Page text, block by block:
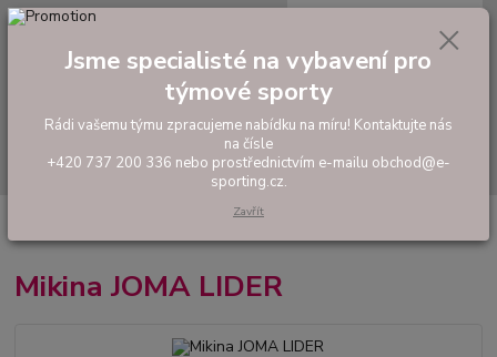
Hledat
tel: +420 737 200 336
0,00 Kč
Tréninkové oblečení
LIDER
Mikina JOMA LIDER
Jsme specialisté na vybavení pro
týmové sporty
Rádi vašemu týmu zpracujeme nabídku na míru! Kontaktujte nás
na čísle
+420 737 200 336 nebo prostřednictvím e-mailu obchod@e-
sporting.cz.
Zavřít